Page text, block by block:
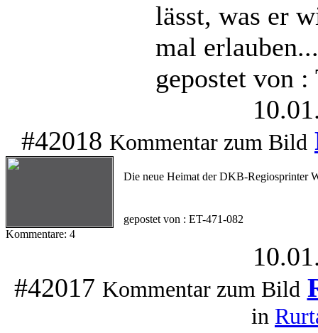
lässt, was er
mal
gepostet von
#42018 Kommentar zum Bild
Kommentare: 4
Die neue Heimat der DKB-Regiosprinter
gepostet von : ET-471-082
#42017 Kommentar zum Bild
in